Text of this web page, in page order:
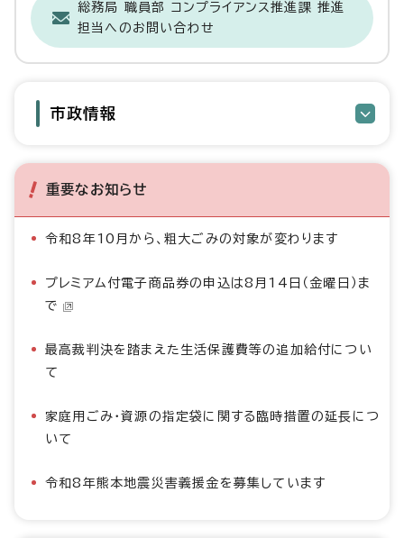
総務局 職員部 コンプライアンス推進課 推進
担当へのお問い合わせ
市政情報
重要なお知らせ
令和8年10月から、粗大ごみの対象が変わります
プレミアム付電子商品券の申込は8月14日（金曜日）ま
で
最高裁判決を踏まえた生活保護費等の追加給付につい
て
家庭用ごみ・資源の指定袋に関する臨時措置の延長につ
いて
令和8年熊本地震災害義援金を募集しています